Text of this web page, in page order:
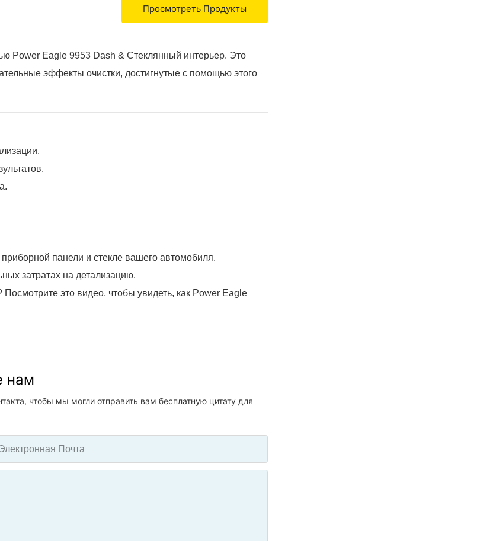
Просмотреть Продукты
Power Eagle 9953 Dash & Стеклянный интерьер. Это
эффекты очистки, достигнутые с помощью этого
панели и стекле вашего автомобиля.
затратах на детализацию.
это видео, чтобы увидеть, как Power Eagle
нам
чтобы мы могли отправить вам бесплатную цитату для
Почта